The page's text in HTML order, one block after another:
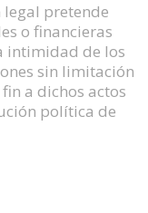
legal pretende
o financieras
intimidad de los
sin limitación
a dichos actos
política de